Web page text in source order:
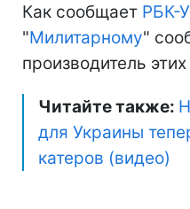
Как сообщает РБК-
"Милитарному"
производитель
Читайте также:
для Украины
катеров (видео)